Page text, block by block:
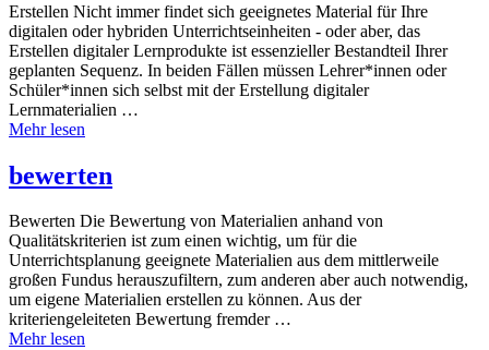
Erstellen Nicht immer findet sich geeignetes Material für Ihre
digitalen oder hybriden Unterrichtseinheiten - oder aber, das
Erstellen digitaler Lernprodukte ist essenzieller Bestandteil Ihrer
geplanten Sequenz. In beiden Fällen müssen Lehrer*innen oder
Schüler*innen sich selbst mit der Erstellung digitaler
Lernmaterialien …
Mehr lesen
bewerten
Bewerten Die Bewertung von Materialien anhand von
Qualitätskriterien ist zum einen wichtig, um für die
Unterrichtsplanung geeignete Materialien aus dem mittlerweile
großen Fundus herauszufiltern, zum anderen aber auch notwendig,
um eigene Materialien erstellen zu können. Aus der
kriteriengeleiteten Bewertung fremder …
Mehr lesen